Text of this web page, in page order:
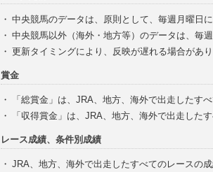
・ 中央競馬のデータは、原則として、毎週月曜日
・ 中央競馬以外（海外・地方等）のデータは、毎
・ 更新タイミングにより、反映が遅れる場合があ
賞金
・
「総賞金」は、JRA、地方、海外で出走したす
・
「収得賞金」は、JRA、地方、海外で出走した
レース成績、条件別成績
・ JRA、地方、海外で出走したすべてのレースの